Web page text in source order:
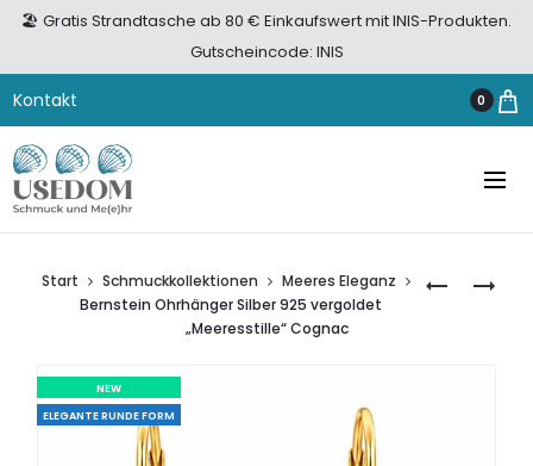
🏖️ Gratis Strandtasche ab 80 € Einkaufswert mit INIS-Produkten.
Gutscheincode: INIS
Kontakt 0
BERNSTEIN
CREOLEN
Start Schmuckkollektionen
Meeres Eleganz
Bernstein Ohrhänger Silber 925 vergoldet
„Meeresstille“ Cognac
NEW
ELEGANTE RUNDE FORM